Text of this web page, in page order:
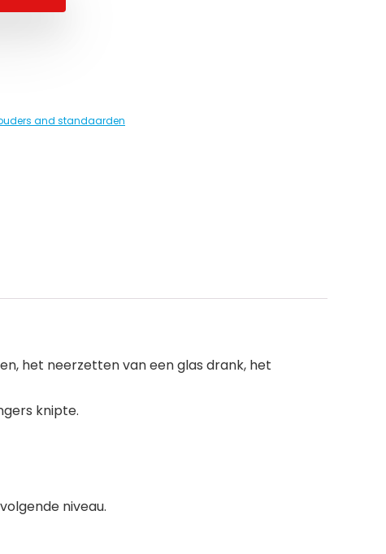
and standaarden
het neerzetten van een glas drank, het
knipte.
niveau.